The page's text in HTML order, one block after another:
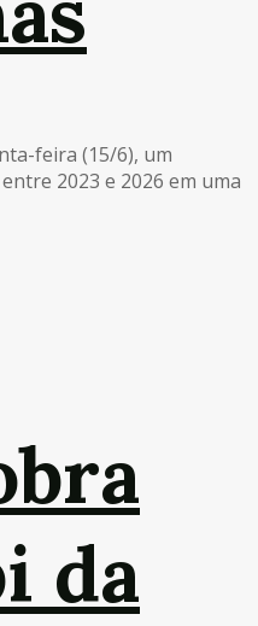
feira (15/6), um
2023 e 2026 em uma
da